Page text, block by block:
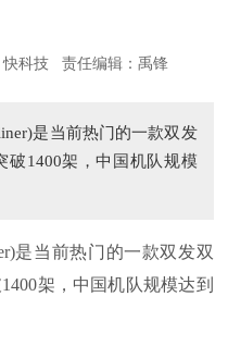
快科技 责任编辑：禹锋
是当前热门的一款双发
破1400架，中国机队规模
是当前热门的一款双发双
架，中国机队规模达到